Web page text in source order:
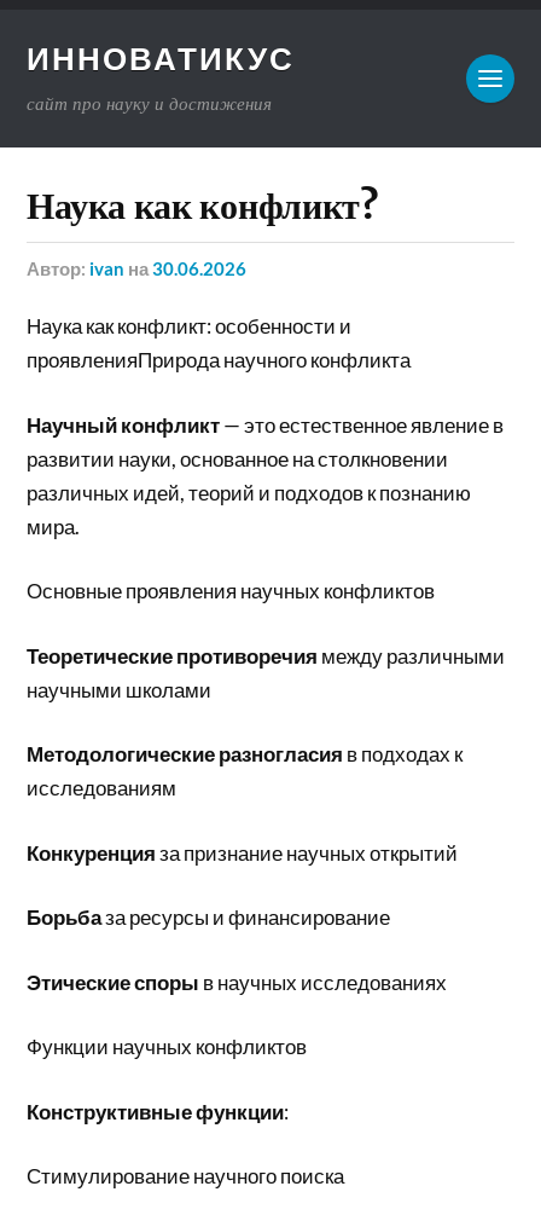
ИННОВАТИКУС
сайт про науку и достижения
Наука как конфликт?
Автор: ivan на30.06.2026
Наука как конфликт: особенности и
проявленияПрирода научного конфликта
Научный конфликт— это естественное явление в
развитии науки, основанное на столкновении
различных идей, теорий и подходов к познанию
мира.
Основные проявления научных конфликтов
Теоретические противоречия между различными
научными школами
Методологические разногласия в подходах к
исследованиям
Конкуренцияза признание научных открытий
Борьбаза ресурсы и финансирование
Этические споры в научных исследованиях
Функции научных конфликтов
Конструктивные функции:
Стимулирование научного поиска